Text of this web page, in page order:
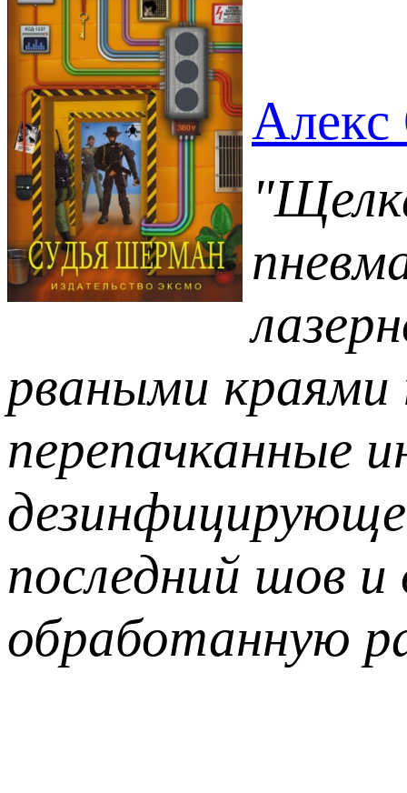
рваными краями
перепачканные
последний шов
обработанную